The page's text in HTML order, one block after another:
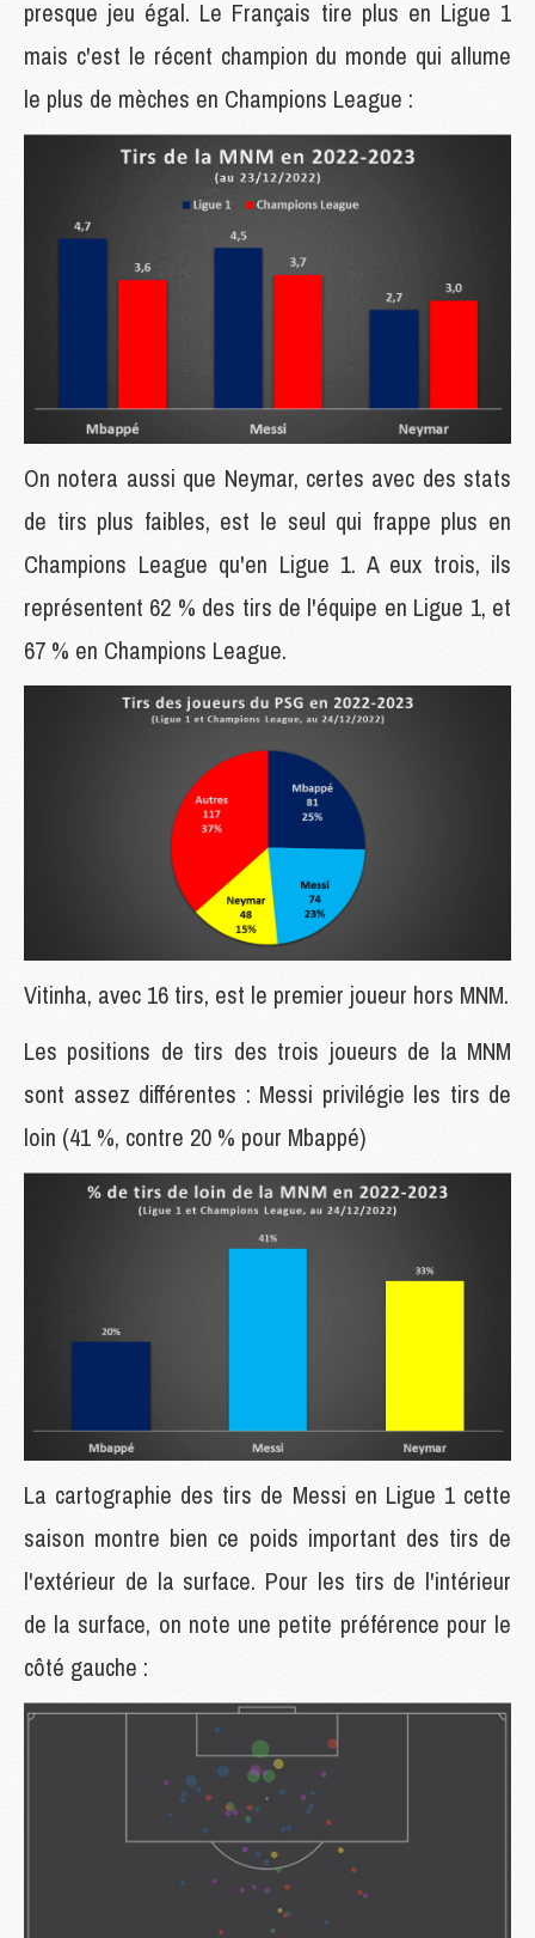
presque jeu égal. Le Français tire plus en Ligue 1
mais c'est le récent champion du monde qui allume
le plus de mèches en Champions League :
On notera aussi que Neymar, certes avec des stats
de tirs plus faibles, est le seul qui frappe plus en
Champions League qu'en Ligue 1. A eux trois, ils
représentent 62 % des tirs de l'équipe en Ligue 1, et
67 % en Champions League.
Vitinha, avec 16 tirs, est le premier joueur hors MNM.
Les positions de tirs des trois joueurs de la MNM
sont assez différentes : Messi privilégie les tirs de
loin (41 %, contre 20 % pour Mbappé)
La cartographie des tirs de Messi en Ligue 1 cette
saison montre bien ce poids important des tirs de
l'extérieur de la surface. Pour les tirs de l'intérieur
de la surface, on note une petite préférence pour le
côté gauche :